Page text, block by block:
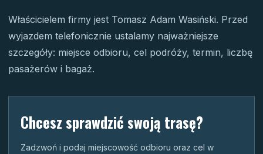
Właścicielem firmy jest Tomasz Adam Wasiński. Przed
wyjazdem telefonicznie ustalamy najważniejsze
szczegóły: miejsce odbioru, cel podróży, termin, liczbę
pasażerów i bagaż.
Chcesz sprawdzić swoją trasę?
Zadzwoń i podaj miejscowość odbioru oraz cel w